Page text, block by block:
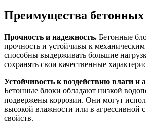
Преимущества бетонных
Прочность и надежность. Бетонные
прочность и устойчивы к
способны выдерживать большие
сохранять свои качественные
Устойчивость к воздействию влаги и
Бетонные блоки обладают низкой
подвержены коррозии. Они могут
высокой влажности или в агрессивной
свойств.